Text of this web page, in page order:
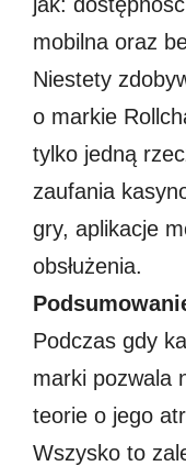
mobilna oraz
Niestety
o markie
tylko jedną
zaufania
gry, aplikacje
obsłużenia.
Podczas gdy
marki pozwala
teorie o jego
Wszysko to